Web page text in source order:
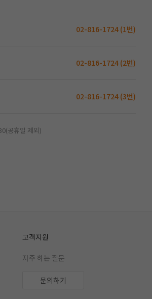
02-816-1724 (1번)
02-816-1724 (2번)
02-816-1724 (3번)
공휴일 제외)
고객지원
자주 하는 질문
문의하기